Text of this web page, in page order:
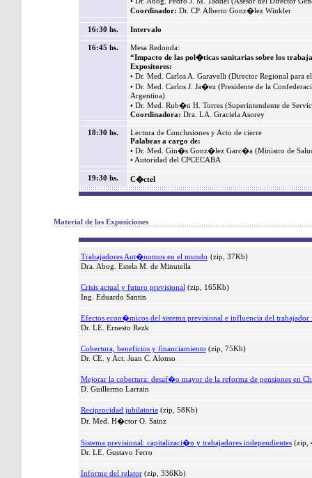
Coordinador: Dr. CP. Alberto Gonz�lez Winkler
16:30 hs. Intervalo
16:45 hs.
Mesa Redonda:
“Impacto de las pol�ticas sanitarias sobre los
Expositores:
• Dr. Med. Carlos A. Garavelli (Director Regional para
• Dr. Med. Carlos J. Ja�ez (Presidente de la
Argentina)
• Dr. Med. Rub�n H. Torres (Superintendente de
Coordinadora: Dra. LA. Graciela Asorey
18:30 hs.
Lectura de Conclusiones y Acto de cierre
Palabras a cargo de:
• Dr. Med. Gin�s Gonz�lez Garc�a (Ministro de
• Autoridad del CPCECABA
19:30 hs. C�ctel
Material de las Exposiciones
Trabajadores Aut�nomos en el mundo (zip, 37Kb)
Dra. Abog. Estela M. de Minutella
Crisis actual y futuro previsional (zip, 165Kb)
Ing. Eduardo Santin
Efectos econ�micos del sistema previsional e influencia del trabajador
Dr. LE. Ernesto Rezk
Cobertura, beneficios y financiamiento (zip, 75Kb)
Dr. CE. y Act. Juan C. Alonso
Mejorar la cobertura: desaf�o mayor de la reforma de pensiones en
D. Guillermo Larrain
Reciprocidad jubilatoria(zip, 58Kb)
Dr. Med. H�ctor O. Sainz
Sistema previsional: capitalizaci�n y trabajadores independientes(zip,
Dr. LE. Gustavo Ferro
Informe del relator(zip, 336Kb)